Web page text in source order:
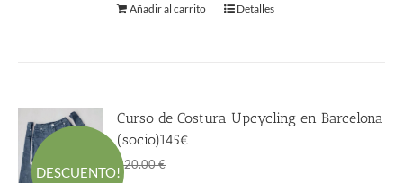
Añadir al carrito Detalles
DESCUENTO!
Curso de Costura Upcycling en Barcelona
(socio)145€
220.00€